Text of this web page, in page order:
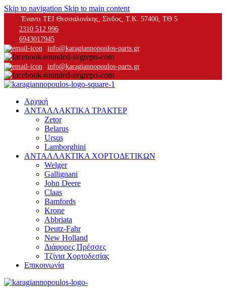
Skip to navigation Skip to main content
Έναντι ΤΕΙ Θεσσαλονίκης, Σίνδος, Τ.Κ. 57400, ΤΘ 5
2310 512 996
6943017945
info@karagiannopoulos-parts.gr
info@karagiannopoulos-parts.gr
Αρχική
ΑΝΤΑΛΛΑΚΤΙΚΑ ΤΡΑΚΤΕΡ
Zetor
Belarus
Ursus
Lamborghini
ΑΝΤΑΛΛΑΚΤΙΚΑ ΧΟΡΤΟΔΕΤΙΚΩΝ
Welger
Gallignani
John Deere
Claas
Bamfords
Krone
Abbriata
Deutz-Fahr
New Holland
Διάφορες Πρέσσες
Τζίνια Χορτοδεσίας
Επικοινωνία